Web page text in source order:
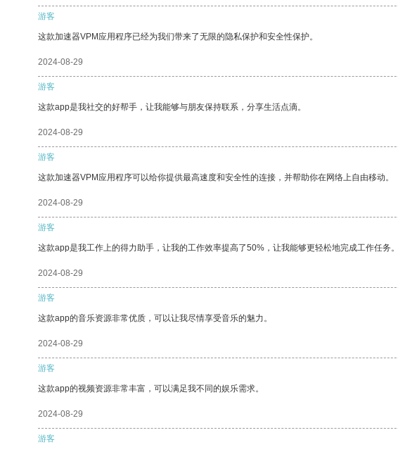
游客
这款加速器VPM应用程序已经为我们带来了无限的隐私保护和安全性保护。
2024-08-29
游客
这款app是我社交的好帮手，让我能够与朋友保持联系，分享生活点滴。
2024-08-29
游客
这款加速器VPM应用程序可以给你提供最高速度和安全性的连接，并帮助你在网络上自由移动。
2024-08-29
游客
这款app是我工作上的得力助手，让我的工作效率提高了50%，让我能够更轻松地完成工作任务。
2024-08-29
游客
这款app的音乐资源非常优质，可以让我尽情享受音乐的魅力。
2024-08-29
游客
这款app的视频资源非常丰富，可以满足我不同的娱乐需求。
2024-08-29
游客